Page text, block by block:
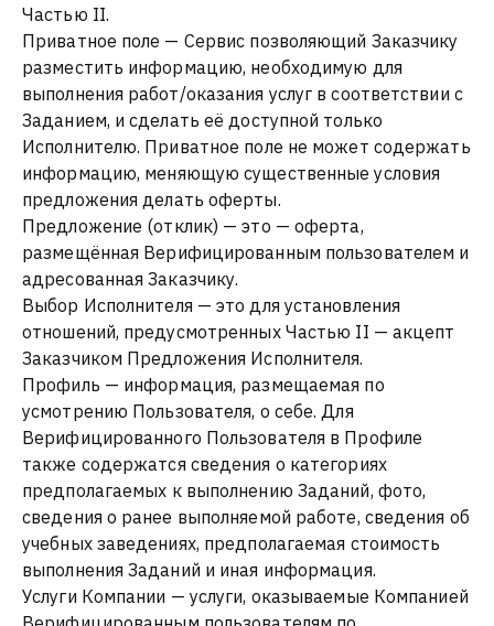
Частью II.
Приватное поле — Сервис позволяющий Заказчику
разместить информацию, необходимую для
выполнения работ/оказания услуг в соответствии с
Заданием, и сделать её доступной только
Исполнителю. Приватное поле не может содержать
информацию, меняющую существенные условия
предложения делать оферты.
Предложение (отклик) — это — оферта,
размещённая Верифицированным пользователем и
адресованная Заказчику.
Выбор Исполнителя — это для установления
отношений, предусмотренных Частью II — акцепт
Заказчиком Предложения Исполнителя.
Профиль — информация, размещаемая по
усмотрению Пользователя, о себе. Для
Верифицированного Пользователя в Профиле
также содержатся сведения о категориях
предполагаемых к выполнению Заданий, фото,
сведения о ранее выполняемой работе, сведения об
учебных заведениях, предполагаемая стоимость
выполнения Заданий и иная информация.
Услуги Компании — услуги, оказываемые Компанией